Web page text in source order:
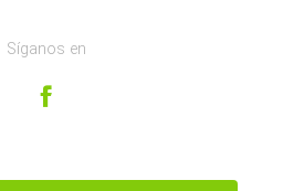
Síganos en